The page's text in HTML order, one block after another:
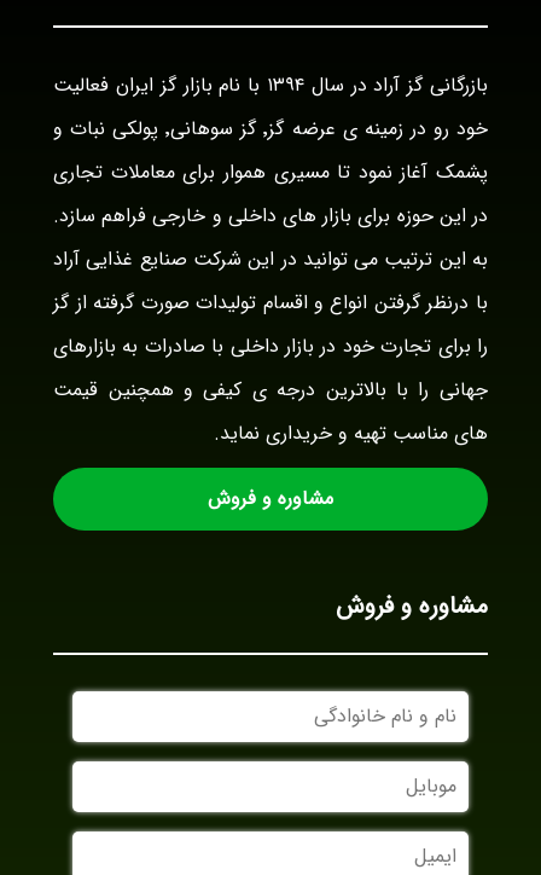
بازرگانی گز آراد در سال ۱۳۹۴ با نام بازار گز ایران فعالیت
خود رو در زمینه ی عرضه گز٬ گز سوهانی٬ پولکی نبات و
پشمک آغاز نمود تا مسیری هموار برای معاملات تجاری
در این حوزه برای بازار های داخلی و خارجی فراهم سازد.
به این ترتیب می توانید در این شرکت صنایع غذایی آراد
با درنظر گرفتن انواع و اقسام تولیدات صورت گرفته از گز
را برای تجارت خود در بازار داخلی با صادرات به بازارهای
جهانی را با بالاترین درجه ی کیفی و همچنین قیمت
های مناسب تهیه و خریداری نماید.
مشاوره و فروش
مشاوره و فروش
نام
و
نام
خانوادگی
موبایل
ایمیل